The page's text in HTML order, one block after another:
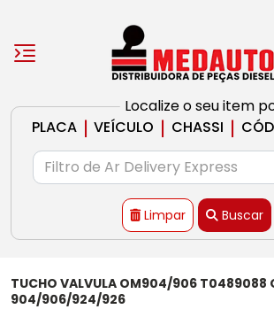
Localize o seu item
PLACA | VEÍCULO | CHASSI |
Limpar Buscar
TUCHO VALVULA OM904/906 T0489088
904/906/924/926